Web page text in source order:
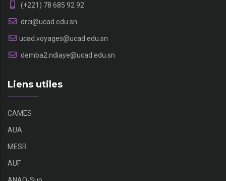
(+221) 78 685 92 92
drci@ucad.edu.sn
ucad.voyages@ucad.edu.sn
demba2.ndiaye@ucad.edu.sn
Liens utiles
CAMES
AUA
MESR
AUF